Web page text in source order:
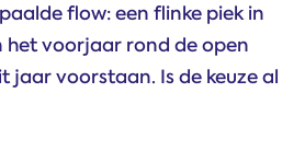
flow: een flinke piek in
het voorjaar rond de open
jaar voorstaan. Is de keuze al